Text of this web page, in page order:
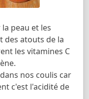
peau et les
atouts de la
les vitamines C
nos coulis car
c'est l'acidité de